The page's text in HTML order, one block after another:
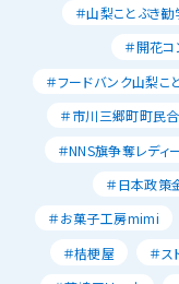
＃山梨ことぶき勧
＃開花コ
＃フードバンク山梨こ
＃市川三郷町町民
＃NNS旗争奪レディ
＃日本政策
＃お菓子工房mimi
＃桔梗屋
＃ス